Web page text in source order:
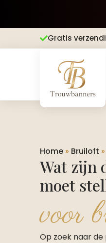
Gratis
Home » Bruiloft »
Wat zijn
moet
voor
Op zoek naar